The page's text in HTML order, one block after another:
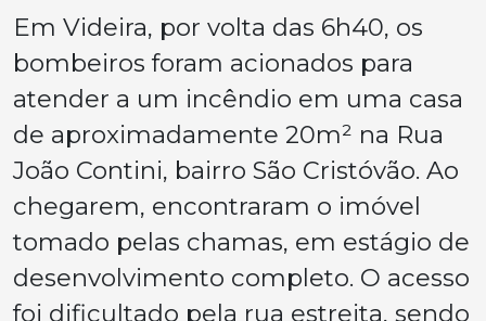
Em Videira, por volta das 6h40, os
bombeiros foram acionados para
atender a um incêndio em uma casa
de aproximadamente 20m² na Rua
João Contini, bairro São Cristóvão. Ao
chegarem, encontraram o imóvel
tomado pelas chamas, em estágio de
desenvolvimento completo. O acesso
foi dificultado pela rua estreita, sendo